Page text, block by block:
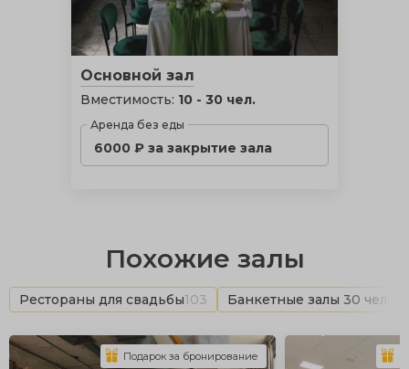
Основной зал
Вместимость: 10 - 30 чел.
Аренда без еды
6000 ₽ за закрытие зала
Похожие залы
Рестораны для свадьбы103 Банкетные залы 30
Подарок за бронирование